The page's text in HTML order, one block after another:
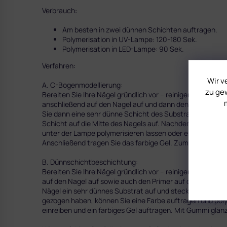
Wir
zu
Verbrauch:
Am besten in zwei dünnen Schichten auftragen.
Polymerisation in UV-Lampe: 120-180 Sek.
Polymerisation in LED-Lampe: 90 Sek.
Verfahren:
A. C-Bogenmodellierung:
Bereiten Sie Ihre Nägel gründlich vor – reinigen Sie die,
anschließend auf den Nagel auf und dann den Primer
Sie dann eine sehr dünne Schicht des Substratgels auf,
Schicht auf die Mitte des Nagels auf. Nachdem Sie die
unter der Lampe polymerisieren lassen oder erst den
Anschließend tragen Sie das farbige Gel. Zum Schmluss
B. Dünnschichtbeschichtung:
Bereiten Sie Ihre Nägel gründlich vor – reinigen Sie sie,
auf den Nagel auf sowie auch den Primer auf die Nägel
Nägel ein sehr dünnes Substrat auf und stecken Sie Ihre
gezogen haben, können Sie eine Farbe auftragen und
einreiben und ein farbiges Gel auftragen. Mit Gummi